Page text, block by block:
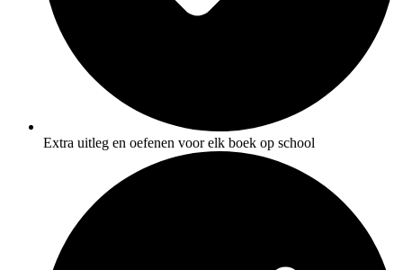
Extra uitleg en oefenen voor elk boek op school